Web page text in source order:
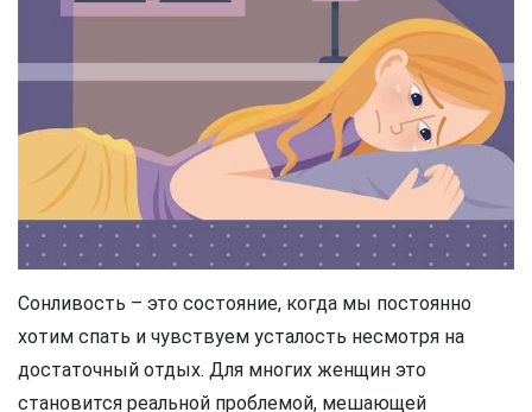
Сонливость – это состояние, когда мы постоянно
хотим спать и чувствуем усталость несмотря на
достаточный отдых. Для многих женщин это
становится реальной проблемой, мешающей